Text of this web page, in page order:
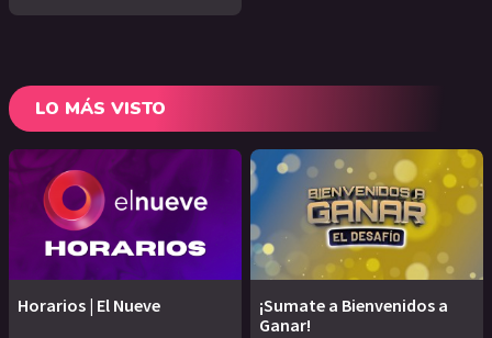
LO MÁS VISTO
Horarios | El Nueve
¡Sumate a Bienvenidos a
Ganar!